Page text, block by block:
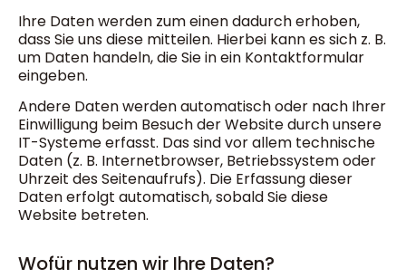
Ihre Daten werden zum einen dadurch erhoben,
dass Sie uns diese mitteilen. Hierbei kann es sich z. B.
um Daten handeln, die Sie in ein Kontaktformular
eingeben.
Andere Daten werden automatisch oder nach Ihrer
Einwilligung beim Besuch der Website durch unsere
IT-Systeme erfasst. Das sind vor allem technische
Daten (z. B. Internetbrowser, Betriebssystem oder
Uhrzeit des Seitenaufrufs). Die Erfassung dieser
Daten erfolgt automatisch, sobald Sie diese
Website betreten.
Wofür nutzen wir Ihre Daten?